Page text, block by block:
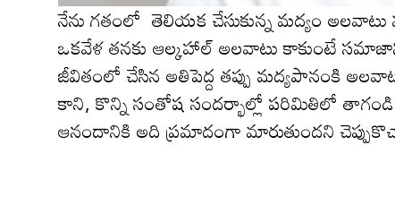
నేను గ‌తంలో తెలియక చేసుకున్న మద్యం
ఒక‌వేళ త‌నకు ఆల్కహాల్‌ అలవాటు కాకుంటే
జీవితంలో చేసిన అతిపెద్ద తప్పు మద్యపానంకి
కాని, కొన్ని సంతోష సందర్భాల్లో పరిమితిలో తాగండి
ఆనందానికి అది ప్ర‌మాదంగా మారుతుంద‌ని